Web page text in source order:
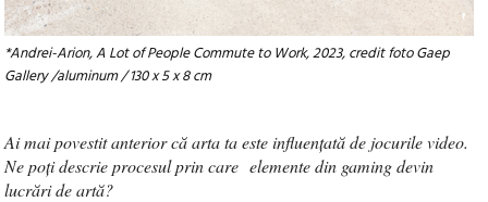
*Andrei-Arion, A Lot of People Commute to Work, 2023, credit foto Gaep
Gallery /aluminum / 130 x 5 x 8 cm
Ai mai povestit anterior că arta ta este influențată de jocurile video.
Ne poți descrie procesul prin care elemente din gaming devin
lucrări de artă?